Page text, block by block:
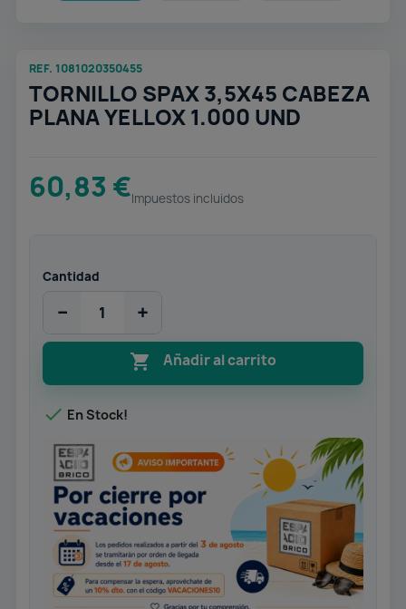
REF. 1081020350455
TORNILLO SPAX 3,5X45 CABEZA
PLANA YELLOX 1.000 UND
60,83 €Impuestos incluidos
Cantidad
− +
 Añadir al carrito
 En Stock!